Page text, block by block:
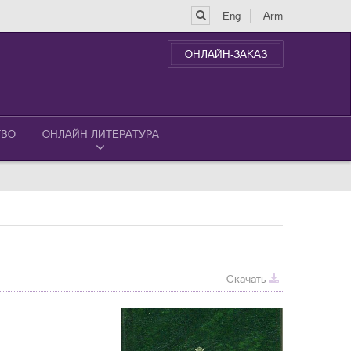
Eng Arm
ОНЛАЙН-ЗАКАЗ
ОНЛАЙН ЛИТЕРАТУРА
Скачать